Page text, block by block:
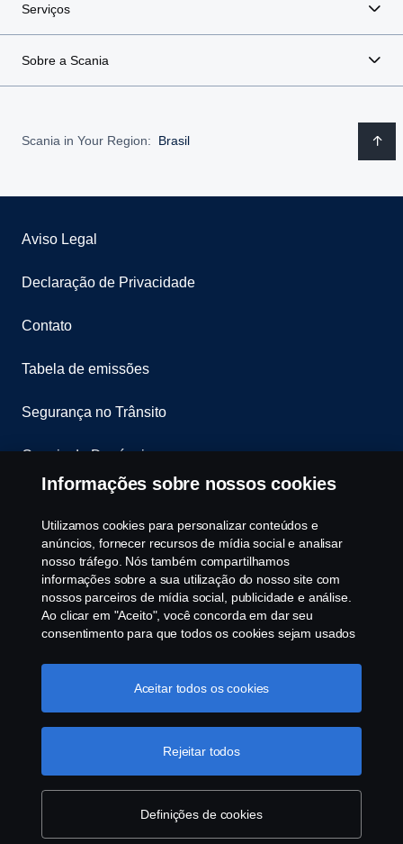
Serviços
Sobre a Scania
Scania in Your Region: Brasil
Aviso Legal
Declaração de Privacidade
Contato
Tabela de emissões
Segurança no Trânsito
Canais de Denúncia
Programa de Rotulagem Veicular
Política de Cookies
Configurações de cookies
Brasil, Av. José Odorizzi, 151 - Vila Euro, São
Bernardo do Campo. SP. Tel: +55 11 4090-2960.
CNPJ 59.104.901/0001-76
Informações sobre nossos cookies
Utilizamos cookies para personalizar conteúdos e
anúncios, fornecer recursos de mídia social e analisar
nosso tráfego. Nós também compartilhamos
informações sobre a sua utilização do nosso site com
nossos parceiros de mídia social, publicidade e análise.
Ao clicar em "Aceito", você concorda em dar seu
consentimento para que todos os cookies sejam usados
gerenciar a utilização dos cookies clicando em
"Configurações de cookies" e selecionando as
ser encontrada clicando no link abaixo deste texto ou em
“declaração de privacidade". Mais informações sobre a
sua privacidade
Definições de cookies
Rejeitar todos
Aceitar todos os cookies